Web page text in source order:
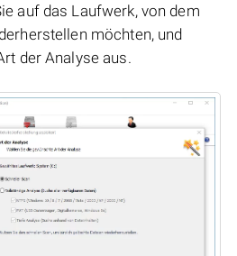
auf das Laufwerk, von dem
möchten, und
der Analyse aus.